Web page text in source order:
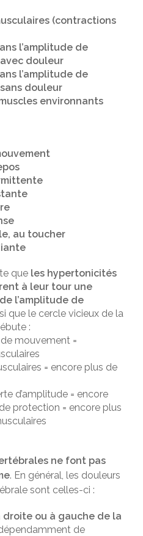
(contractions
l’amplitude de
douleur
l’amplitude de
douleur
environnants
au toucher
que les hypertonicités
à leur tour une
l’amplitude de
que le cercle vicieux de la
:
mouvement =
= encore plus de
d’amplitude = encore
protection = encore plus
ne font pas
. En général, les douleurs
sont celles-ci :
ou à gauche de la
de